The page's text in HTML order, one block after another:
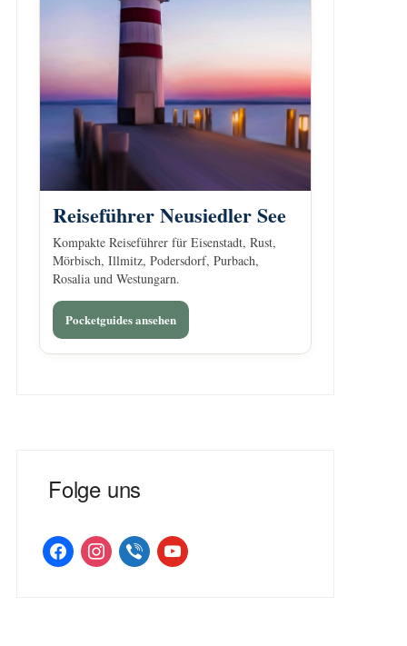
Reiseführer Neusiedler See
Kompakte Reiseführer für Eisenstadt, Rust,
Mörbisch, Illmitz, Podersdorf, Purbach,
Rosalia und Westungarn.
Pocketguides ansehen
Folge uns
facebookinstagramviber youtube